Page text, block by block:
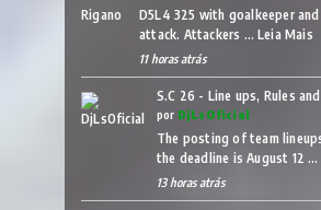
D5L4 325 with goalkeeper
attack. Attackers … Leia Mais
11 horas atrás
S.C 26 - Line ups, Rules
por DjLsOficial
The posting of team
the deadline is August 12 …
13 horas atrás